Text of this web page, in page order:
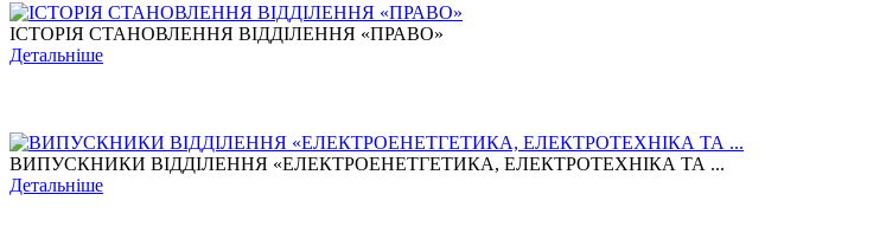
ІСТОРІЯ СТАНОВЛЕННЯ ВІДДІЛЕННЯ «ПРАВО»
Детальніше
ВИПУСКНИКИ ВІДДІЛЕННЯ «ЕЛЕКТРОЕНЕТГЕТИКА, ЕЛЕКТРОТЕХНІКА ТА ...
Детальніше